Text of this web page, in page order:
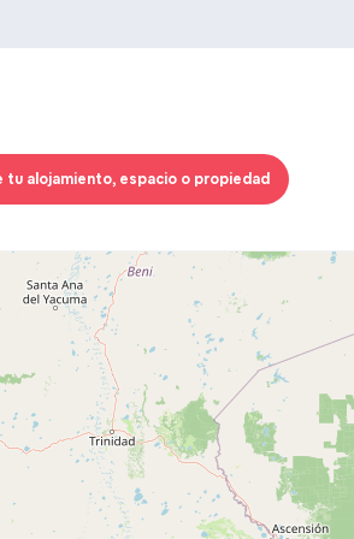
tu alojamiento, espacio o propiedad
mapas